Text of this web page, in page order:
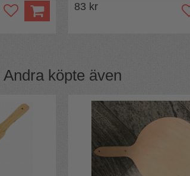
83 kr
Andra köpte även